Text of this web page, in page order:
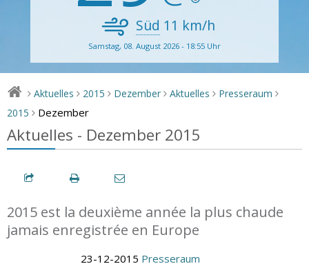
Süd 11 km/h
Samstag, 08. August 2026 - 18:55 Uhr
> Aktuelles > 2015 > Dezember > Aktuelles > Presseraum >
2015 > Dezember
Aktuelles - Dezember 2015
2015 est la deuxième année la plus chaude
jamais enregistrée en Europe
23-12-2015 Presseraum